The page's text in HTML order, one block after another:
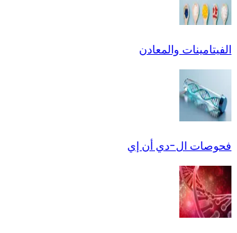
الفيتامينات والمعادن
فحوصات ال-دي أن إي